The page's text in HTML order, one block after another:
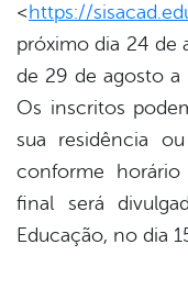
<https://
próximo dia 24 de
de 29 de agosto a
Os inscritos
sua residência
conforme
final será
Educação, no dia